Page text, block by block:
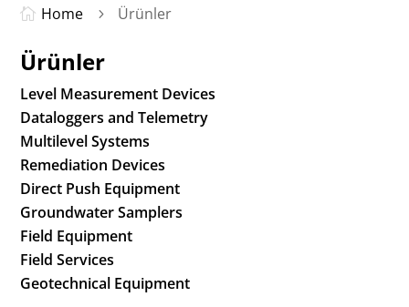
 Home 5 Ürünler
Ürünler
Level Measurement Devices
Dataloggers and Telemetry
Multilevel Systems
Remediation Devices
Direct Push Equipment
Groundwater Samplers
Field Equipment
Field Services
Geotechnical Equipment